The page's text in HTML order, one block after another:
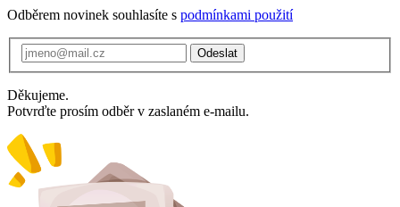
Odběrem novinek souhlasíte s podmínkami použití
Odeslat
Děkujeme.
Potvrďte prosím odběr v zaslaném e-mailu.